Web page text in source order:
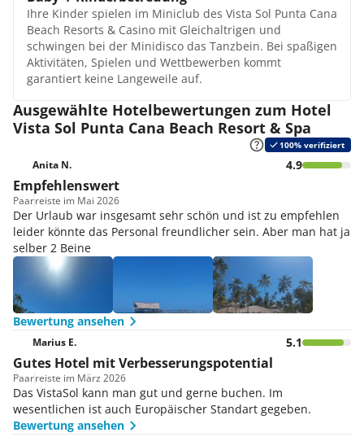
Junior Suite Modern
Diese Junior Suiten wurden neu gebaut und sind seit
Dezember 2013 verfügbar. Auch hier haben die Gäste
einen separaten Strandbereich sowie eine Strandbar.
Die erste Füllung der Minibar, inklusive einer Flasche
Wasserflaschen ist gratis.
baumeln und erfreuen sich an professionellen
Anwendungen. Bei einer Massage werden
Verspannungen gelöst und eine Kosmetikbehandlung
sorgt für einen frischen Teint.
Animation / Unterhaltung
Das Animationsteam hält ein Tages- und
Abendprogramm für Sie bereit. Dazu gehören auch
Tanzshows und Theaterstücke. Kleine Gäste vergnügen
sich im Miniclub mit Gleichaltrigen und unter
professioneller Betreuung. Am Abend findet die
Minidisco statt.
Ihre Kinder spielen im Miniclub des Vista Sol Punta Cana
Beach Resorts & Casino mit Gleichaltrigen und
schwingen bei der Minidisco das Tanzbein. Bei spaßigen
Aktivitäten, Spielen und Wettbewerben kommt
garantiert keine Langeweile auf.
Ausgewählte Hotelbewertungen zum Hotel
Vista Sol Punta Cana Beach Resort & Spa
100% verifiziert
Anita N. 4.9
Empfehlenswert
Paarreiste im Mai 2026
Der Urlaub war insgesamt sehr schön und ist zu empfehlen
leider könnte das Personal freundlicher sein. Aber man hat ja
selber 2 Beine
Bewertung ansehen
Marius E. 5.1
Gutes Hotel mit Verbesserungspotential
Paarreiste im März 2026
Das VistaSol kann man gut und gerne buchen. Im
wesentlichen ist auch Europäischer Standart gegeben.
Bewertung ansehen